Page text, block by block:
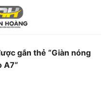
gắn thẻ “Giàn nóng
A7”